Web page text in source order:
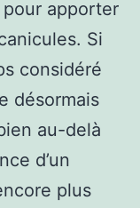
apporter
Si
considéré
désormais
au-delà
d’un
plus